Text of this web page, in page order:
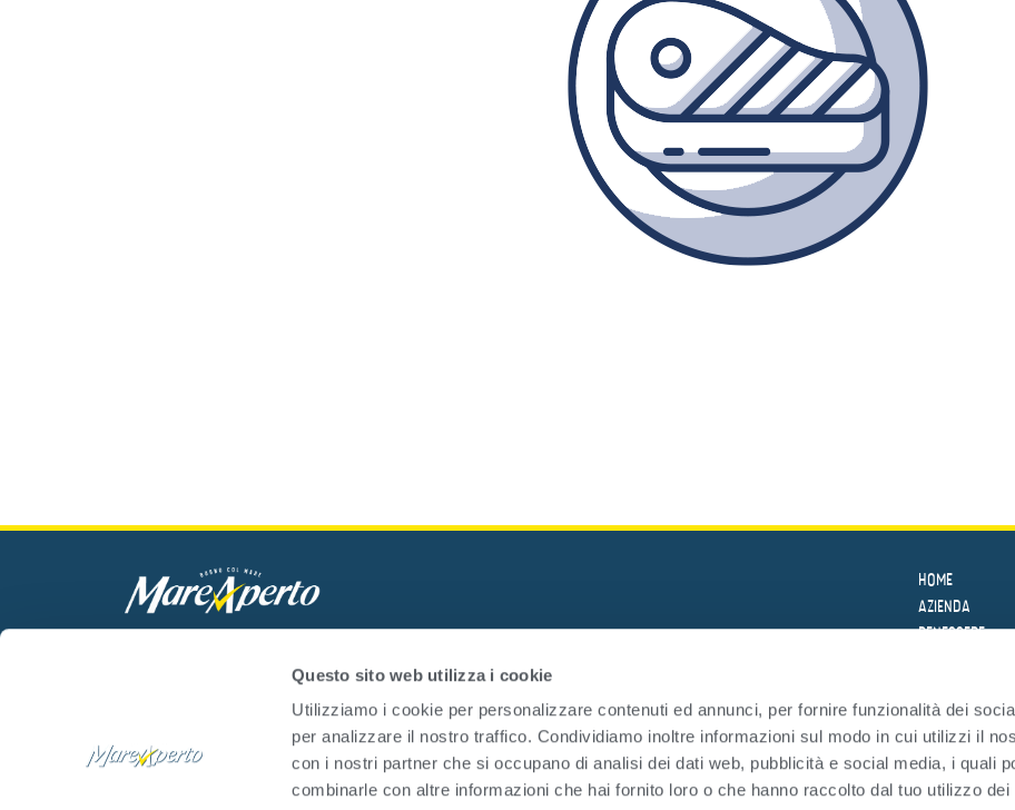
Questo sito web utilizza i cookie
Utilizziamo i cookie per personalizzare contenuti ed annunci, per fornire funzionalità dei
per analizzare il nostro traffico. Condividiamo inoltre informazioni sul modo in cui utilizzi il
con i nostri partner che si occupano di analisi dei dati web, pubblicità e social media, i quali
combinarle con altre informazioni che hai fornito loro o che hanno raccolto dal tuo utilizzo dei
HOME
AZIENDA
BENESSERE
SICUREZZA
SOSTENIBILITÀ
LA
TRASPARENZA
DEL MARE